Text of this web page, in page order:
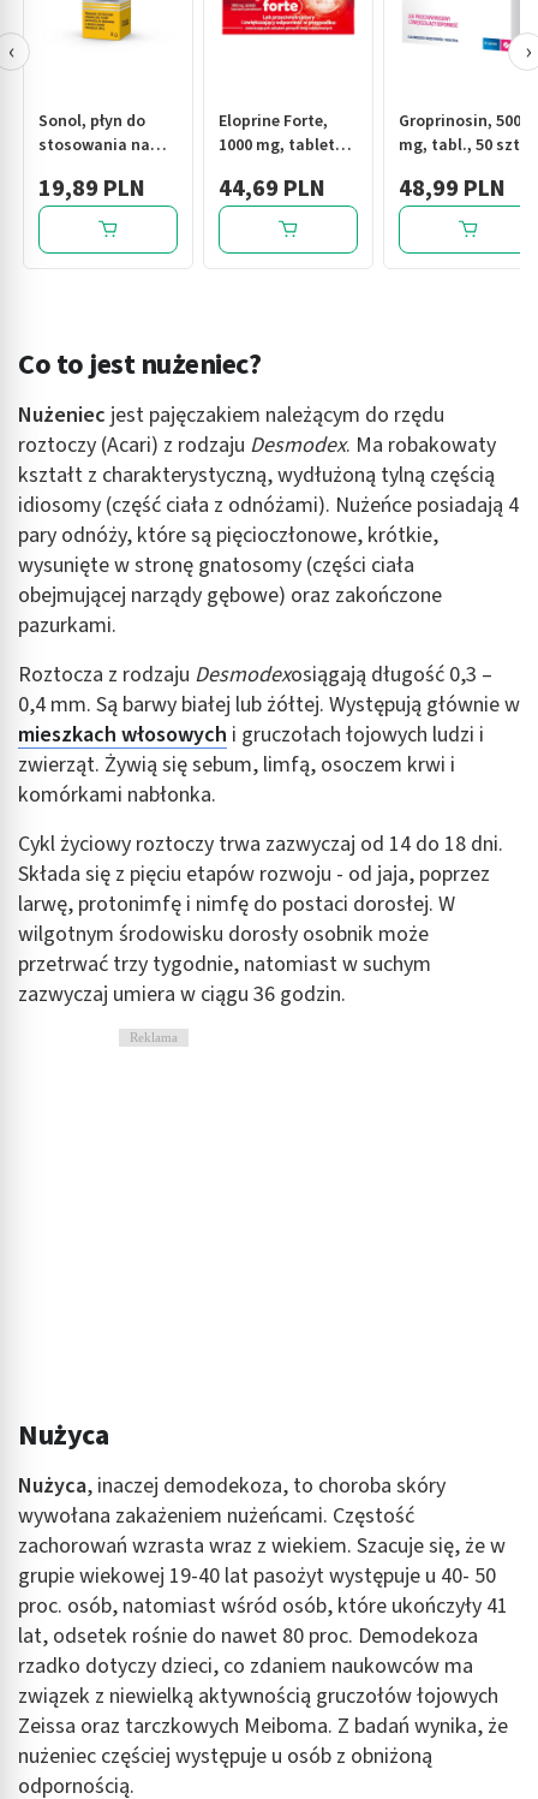
Sonol, płyn do
stosowania na
19,89 PLN
Eloprine Forte,
1000 mg, tabletki,
44,69 PLN
Groprinosin, 500
mg, tabl., 50 szt
48,99 PLN
‹ ›
Co to jest nużeniec?
Nużeniec jest pajęczakiem należącym do rzędu
roztoczy (Acari) z rodzaju Desmodex. Ma robakowaty
kształt z charakterystyczną, wydłużoną tylną częścią
idiosomy (część ciała z odnóżami). Nużeńce posiadają 4
pary odnóży, które są pięcioczłonowe, krótkie,
wysunięte w stronę gnatosomy (części ciała
obejmującej narządy gębowe) oraz zakończone
pazurkami.
Roztocza z rodzaju Desmodexosiągają długość 0,3 –
0,4 mm. Są barwy białej lub żółtej. Występują głównie w
mieszkach włosowych i gruczołach łojowych ludzi i
zwierząt. Żywią się sebum, limfą, osoczem krwi i
komórkami nabłonka.
Cykl życiowy roztoczy trwa zazwyczaj od 14 do 18 dni.
Składa się z pięciu etapów rozwoju - od jaja, poprzez
larwę, protonimfę i nimfę do postaci dorosłej. W
wilgotnym środowisku dorosły osobnik może
przetrwać trzy tygodnie, natomiast w suchym
zazwyczaj umiera w ciągu 36 godzin.
Reklama
Nużyca
Nużyca, inaczej demodekoza, to choroba skóry
wywołana zakażeniem nużeńcami. Częstość
zachorowań wzrasta wraz z wiekiem. Szacuje się, że w
grupie wiekowej 19-40 lat pasożyt występuje u 40- 50
proc. osób, natomiast wśród osób, które ukończyły 41
lat, odsetek rośnie do nawet 80 proc. Demodekoza
rzadko dotyczy dzieci, co zdaniem naukowców ma
związek z niewielką aktywnością gruczołów łojowych
Zeissa oraz tarczkowych Meiboma. Z badań wynika, że
nużeniec częściej występuje u osób z obniżoną
odpornością.